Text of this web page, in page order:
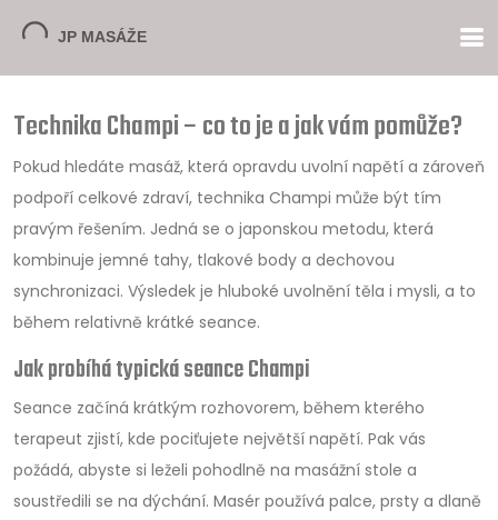
Technika Champi – co to je a jak vám pomůže?
Pokud hledáte masáž, která opravdu uvolní napětí a zároveň
podpoří celkové zdraví, technika Champi může být tím
pravým řešením. Jedná se o japonskou metodu, která
kombinuje jemné tahy, tlakové body a dechovou
synchronizaci. Výsledek je hluboké uvolnění těla i mysli, a to
během relativně krátké seance.
Jak probíhá typická seance Champi
Seance začíná krátkým rozhovorem, během kterého
terapeut zjistí, kde pociťujete největší napětí. Pak vás
požádá, abyste si leželi pohodlně na masážní stole a
soustředili se na dýchání. Masér používá palce, prsty a dlaně